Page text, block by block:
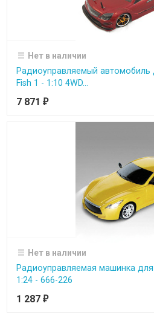
Нет в наличии
Радиоуправляемый автомобиль
Fish 1 - 1:10 4WD...
7 871 ₽
Нет в наличии
Радиоуправляемая машинка
1:24 - 666-226
1 287 ₽